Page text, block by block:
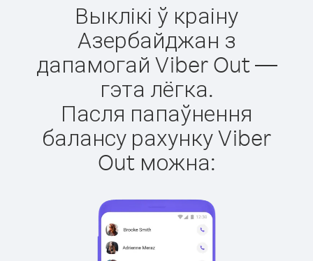
Выклікі ў краіну
Азербайджан з
дапамогай Viber Out —
гэта лёгка.
Пасля папаўнення
балансу рахунку Viber
Out можна: